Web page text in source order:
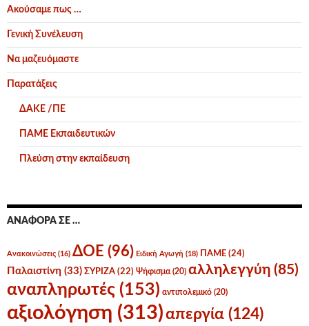
Ακούσαμε πως …
Γενική Συνέλευση
Να μαζευόμαστε
Παρατάξεις
ΔΑΚΕ /ΠΕ
ΠΑΜΕ Εκπαιδευτικών
Πλεύση στην εκπαίδευση
ΑΝΑΦΟΡΆ ΣΕ …
Ανακοινώσεις (16) ΔΟΕ (96) Ειδική Αγωγή (18) ΠΑΜΕ (24)
Παλαιστίνη (33) ΣΥΡΙΖΑ (22) Ψήφισμα (20) αλληλεγγύη (85)
αναπληρωτές (153) αντιπολεμικό (20)
αξιολόγηση (313)απεργία (124)